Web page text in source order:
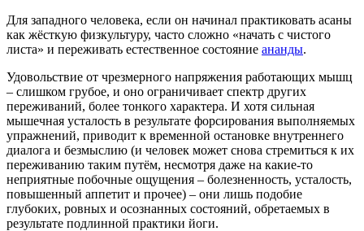
Для западного человека, если он начинал практиковать асаны
как жёсткую физкультуру, часто сложно «начать с чистого
листа» и переживать естественное состояние ананды.
Удовольствие от чрезмерного напряжения работающих мышц
– слишком грубое, и оно ограничивает спектр других
переживаний, более тонкого характера. И хотя сильная
мышечная усталость в результате форсирования выполняемых
упражнений, приводит к временной остановке внутреннего
диалога и безмыслию (и человек может снова стремиться к их
переживанию таким путём, несмотря даже на какие-то
неприятные побочные ощущения – болезненность, усталость,
повышенный аппетит и прочее) – они лишь подобие
глубоких, ровных и осознанных состояний, обретаемых в
результате подлинной практики йоги.